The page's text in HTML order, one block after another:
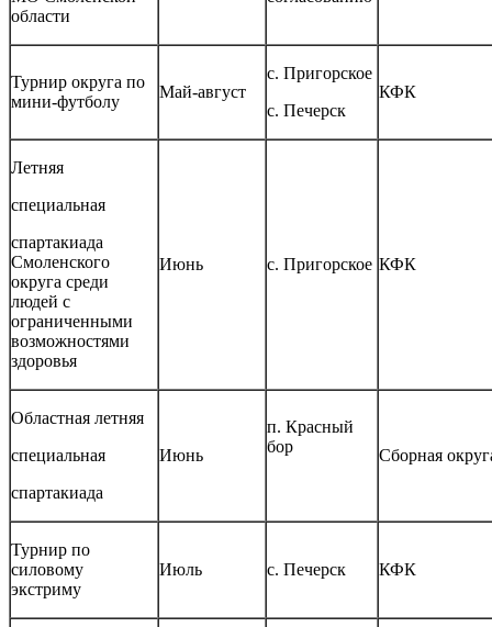
области
Турнир округа по
мини-футболу
Май-август
с. Пригорское
с. Печерск
КФК
Летняя
специальная
спартакиада
Смоленского
округа среди
людей с
ограниченными
возможностями
здоровья
Июнь с. Пригорское КФК
Областная летняя
специальная
спартакиада
Июнь
п. Красный
бор
Сборная
Турнир по
силовому
экстриму
Июль с. Печерск КФК